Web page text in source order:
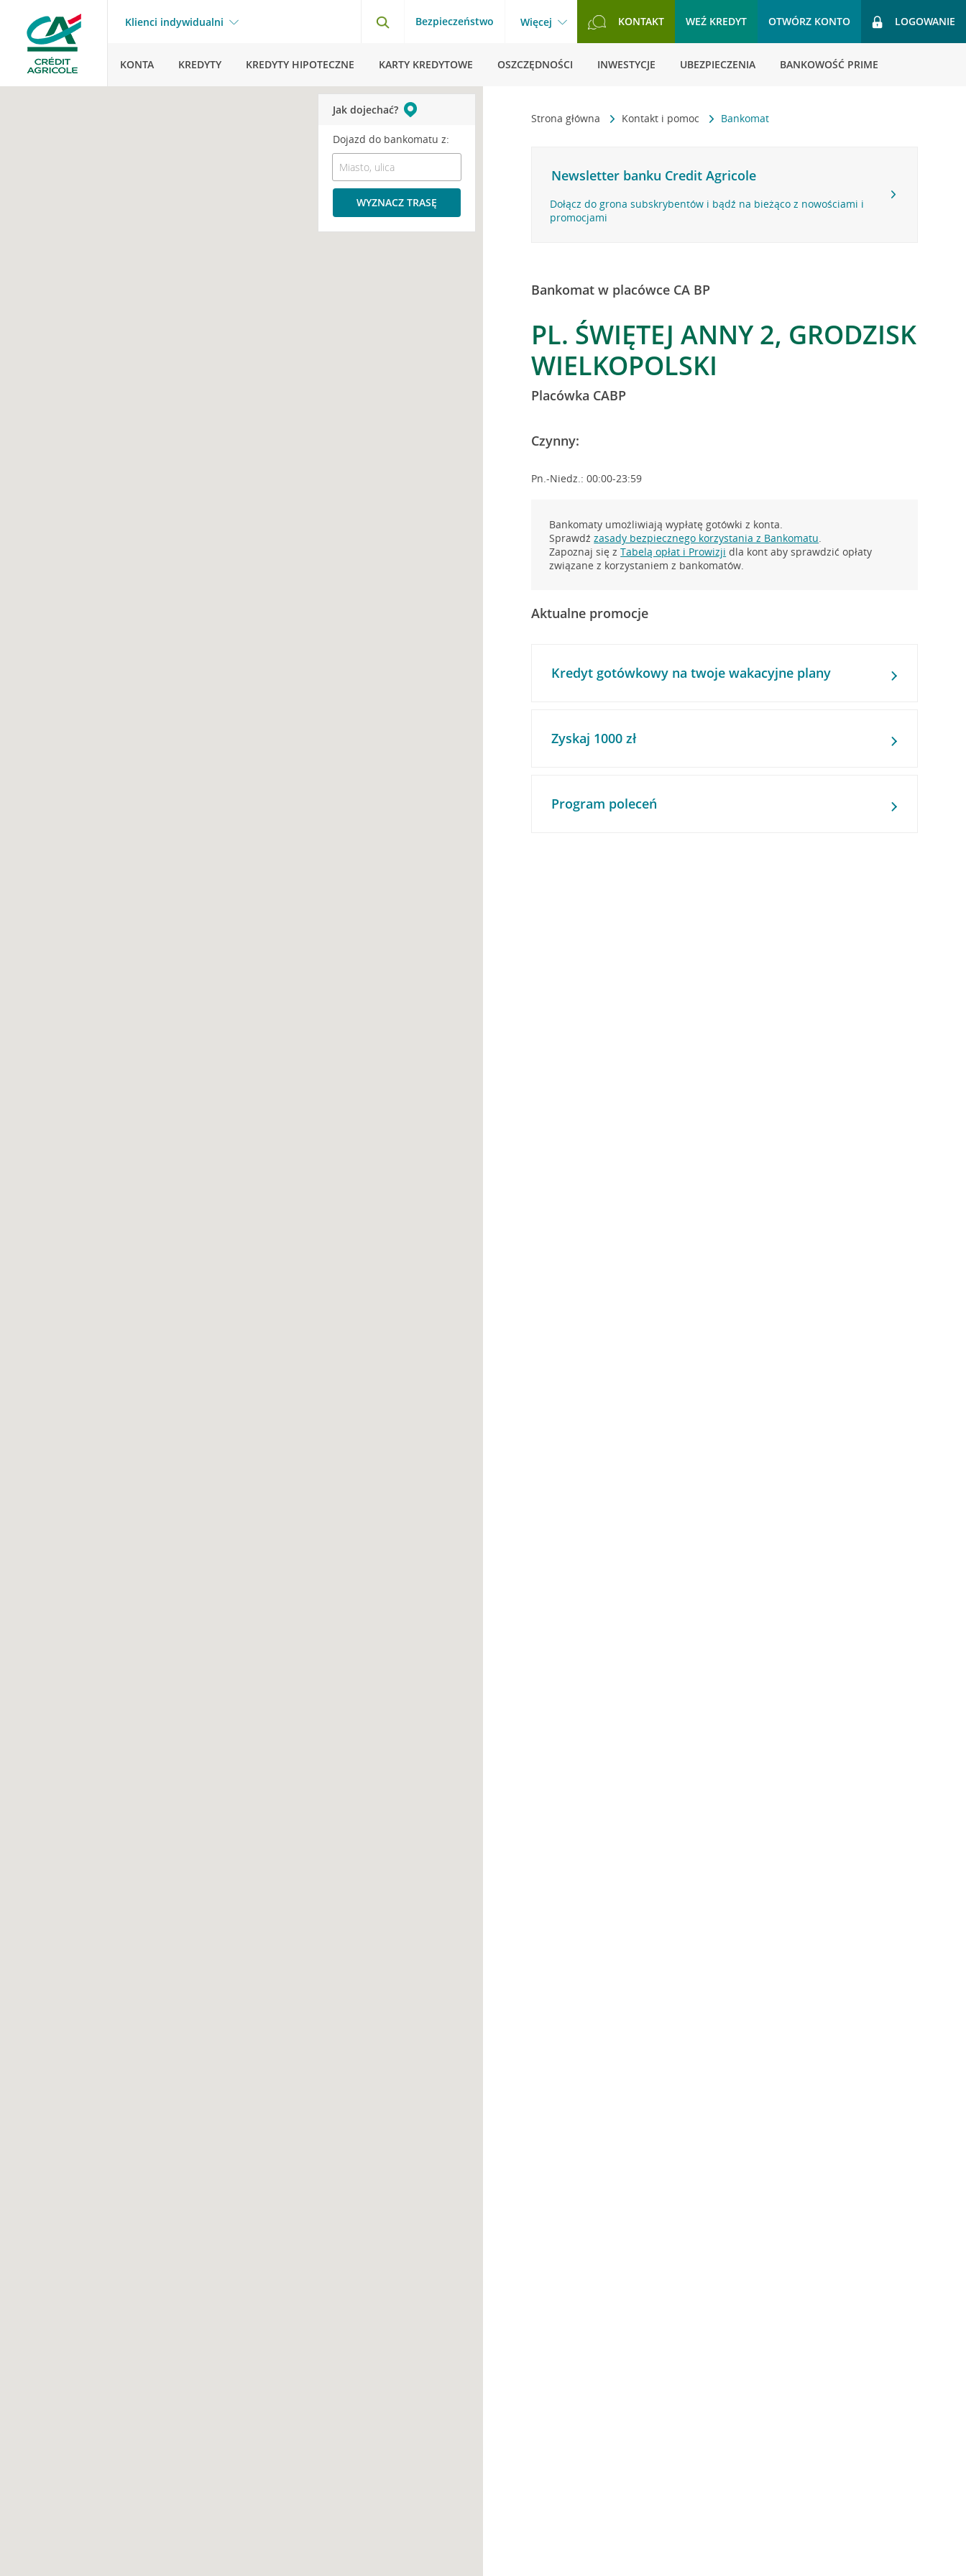
Klienci indywidualni Bezpieczeństwo Więcej KONTAKT WEŹ KREDYT OTWÓRZ KONTO LOGOWANIE
KONTA KREDYTY KREDYTY HIPOTECZNE KARTY KREDYTOWE OSZCZĘDNOŚCI INWESTYCJE UBEZPIECZENIA BANKOWOŚĆ PRIME
Strona główna Kontakt i pomoc Bankomat
Newsletter banku Credit Agricole
Dołącz do grona subskrybentów i bądź na bieżąco z nowościami i
promocjami
Bankomat w placówce CA BP
PL. ŚWIĘTEJ ANNY 2, GRODZISK
WIELKOPOLSKI
Placówka CABP
Czynny:
Pn.-Niedz.: 00:00-23:59
Bankomaty umożliwiają wypłatę gotówki z konta.
Sprawdźzasady bezpiecznego korzystania z Bankomatu.
Zapoznaj się zTabelą opłat i Prowizji dla kont aby sprawdzić opłaty
związane z korzystaniem z bankomatów.
Aktualne promocje
Kredyt gotówkowy na twoje wakacyjne plany
Zyskaj 1000 zł
Program poleceń
Jak dojechać?
Dojazd do bankomatu z:
WYZNACZ TRASĘ